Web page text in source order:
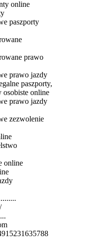
online
paszporty
prawo
prawo jazdy
paszporty,
online
prawo jazdy
zezwolenie
online